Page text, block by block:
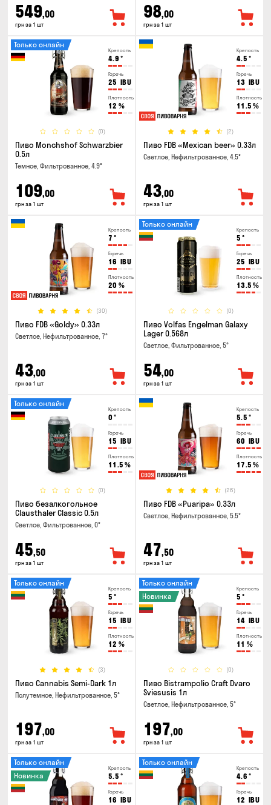
549,00
грн за 1 шт
98,00
грн за 1 шт
Крепость
4.9 °
Горечь
25 IBU
Плотность
12 %
(0)
Только онлайн
Пиво Monchshof Schwarzbier
0.5л
Темное, Фильтрованное, 4.9°
109,00
грн за 1 шт
Крепость
4.5 °
Горечь
13 IBU
Плотность
11.5 %
(2)
Пиво FDB «Mexican beer» 0.33л
Светлое, Нефильтрованное, 4.5°
43,00
грн за 1 шт
Крепость
7 °
Горечь
16 IBU
Плотность
20 %
(30)
Пиво FDB «Goldy» 0.33л
Светлое, Нефильтрованное, 7°
43,00
грн за 1 шт
Крепость
5 °
Горечь
25 IBU
Плотность
13.5 %
(0)
Только онлайн
Пиво Volfas Engelman Galaxy
Lager 0.568л
Светлое, Фильтрованное, 5°
54,00
грн за 1 шт
Крепость
0 °
Горечь
15 IBU
Плотность
11.5 %
(0)
Только онлайн
Пиво безалкогольное
Clausthaler Classic 0.5л
Светлое, Фильтрованное, 0°
45,50
грн за 1 шт
Крепость
5.5 °
Горечь
60 IBU
Плотность
17.5 %
(26)
Пиво FDB «Puaripa» 0.33л
Светлое, Нефильтрованное, 5.5°
47,50
грн за 1 шт
Крепость
5 °
Горечь
15 IBU
Плотность
12 %
(3)
Только онлайн
Пиво Cannabis Semi-Dark 1л
Полутемное, Нефильтрованное, 5°
197,00
грн за 1 шт
Крепость
5 °
Горечь
14 IBU
Плотность
11 %
(0)
Только онлайн
Новинка
Пиво Bistrampolio Craft Dvaro
Sviesusis 1л
Светлое, Нефильтрованное, 5°
197,00
грн за 1 шт
Крепость
5.5 °
Горечь
16 IBU
Только онлайн
Новинка
Крепость
4.6 °
Горечь
12 IBU
Только онлайн